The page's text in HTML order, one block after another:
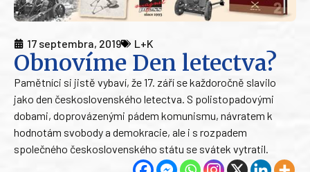
17 septembra, 2019 L+K
Obnovíme Den letectva?
Pamětníci si jistě vybaví, že 17. září se každoročně slavilo
jako den československého letectva. S polistopadovými
dobami, doprovázenými pádem komunismu, návratem k
hodnotám svobody a demokracie, ale i s rozpadem
společného československého státu se svátek vytratil.